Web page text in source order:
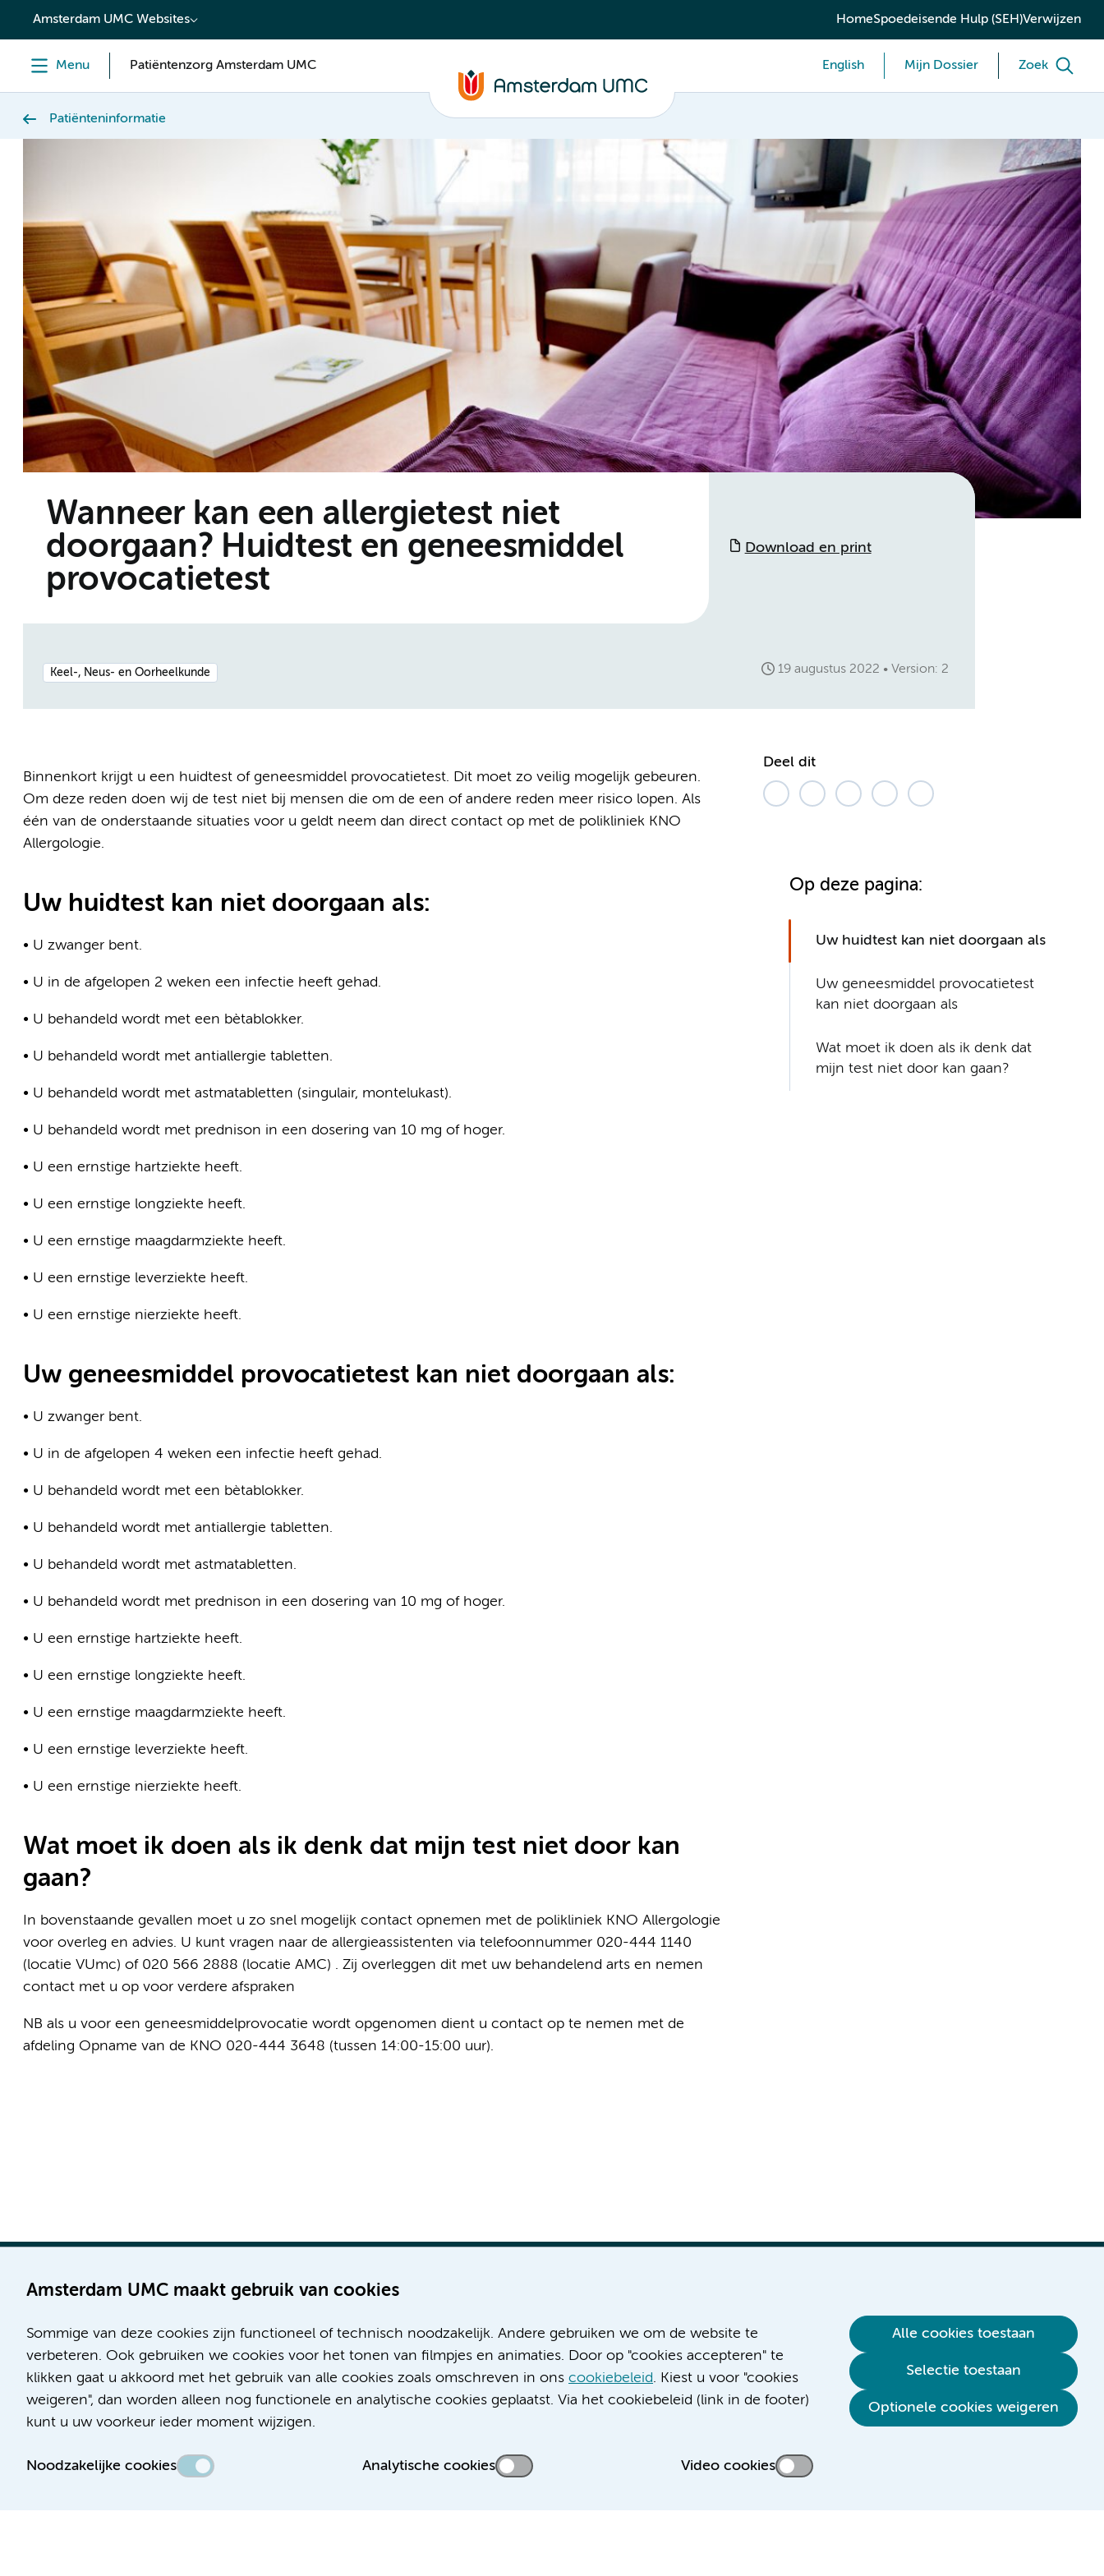
content
Amsterdam UMC Websites HomeSpoedeisende Hulp (SEH)Verwijzen
Menu Patiëntenzorg Amsterdam UMC English Mijn Dossier Zoek
Patiënteninformatie
Wanneer kan een allergietest niet
doorgaan? Huidtest en geneesmiddel
provocatietest
Download en print
Keel-, Neus- en Oorheelkunde 19 augustus 2022 Version: 2
Binnenkort krijgt u een huidtest of geneesmiddel provocatietest. Dit moet zo veilig mogelijk gebeuren.
Om deze reden doen wij de test niet bij mensen die om de een of andere reden meer risico lopen. Als
één van de onderstaande situaties voor u geldt neem dan direct contact op met de polikliniek KNO
Allergologie.
Uw huidtest kan niet doorgaan als:
• U zwanger bent.
• U in de afgelopen 2 weken een infectie heeft gehad.
• U behandeld wordt met een bètablokker.
• U behandeld wordt met antiallergie tabletten.
• U behandeld wordt met astmatabletten (singulair, montelukast).
• U behandeld wordt met prednison in een dosering van 10 mg of hoger.
• U een ernstige hartziekte heeft.
• U een ernstige longziekte heeft.
• U een ernstige maagdarmziekte heeft.
• U een ernstige leverziekte heeft.
• U een ernstige nierziekte heeft.
Uw geneesmiddel provocatietest kan niet doorgaan als:
• U zwanger bent.
• U in de afgelopen 4 weken een infectie heeft gehad.
• U behandeld wordt met een bètablokker.
• U behandeld wordt met antiallergie tabletten.
• U behandeld wordt met astmatabletten.
• U behandeld wordt met prednison in een dosering van 10 mg of hoger.
• U een ernstige hartziekte heeft.
• U een ernstige longziekte heeft.
• U een ernstige maagdarmziekte heeft.
• U een ernstige leverziekte heeft.
• U een ernstige nierziekte heeft.
Wat moet ik doen als ik denk dat mijn test niet door kan
gaan?
In bovenstaande gevallen moet u zo snel mogelijk contact opnemen met de polikliniek KNO Allergologie
voor overleg en advies. U kunt vragen naar de allergieassistenten via telefoonnummer 020-444 1140
(locatie VUmc) of 020 566 2888 (locatie AMC) . Zij overleggen dit met uw behandelend arts en nemen
contact met u op voor verdere afspraken
NB als u voor een geneesmiddelprovocatie wordt opgenomen dient u contact op te nemen met de
afdeling Opname van de KNO 020-444 3648 (tussen 14:00-15:00 uur).
Deel dit
Op deze pagina:
Uw huidtest kan niet doorgaan als
Uw geneesmiddel provocatietest
kan niet doorgaan als
Wat moet ik doen als ik denk dat
mijn test niet door kan gaan?
Amsterdam UMC maakt gebruik van cookies
Sommige van deze cookies zijn functioneel of technisch noodzakelijk. Andere gebruiken we om de website te
verbeteren. Ook gebruiken we cookies voor het tonen van filmpjes en animaties. Door op "cookies accepteren" te
klikken gaat u akkoord met het gebruik van alle cookies zoals omschreven in ons cookiebeleid. Kiest u voor "cookies
weigeren", dan worden alleen nog functionele en analytische cookies geplaatst. Via het cookiebeleid (link in de footer)
kunt u uw voorkeur ieder moment wijzigen.
Noodzakelijke cookies Analytische cookies Video cookies
Alle cookies toestaan
Selectie toestaan
Optionele cookies weigeren
Locatie AMC
Meibergdreef 9
1105 AZ Amsterdam
Route en parkeren
Locatie VUmc
De Boelelaan 1117
1081 HV Amsterdam
(020) 444 4444
Route en parkeren
Meer Amsterdam UMC websites:
Werken bij Amsterdam UMC
Over Amsterdam UMC
Educatie locatie AMC
Verwijzen & diagnostiek